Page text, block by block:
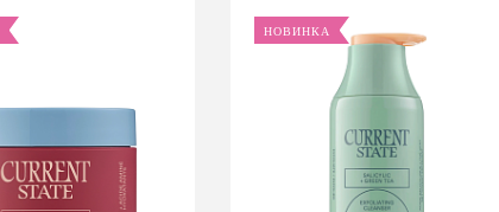
НОВИНКА